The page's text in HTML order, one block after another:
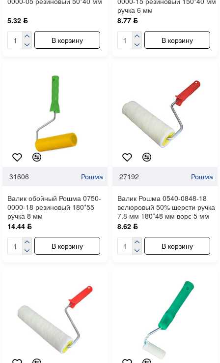
5.32 ƃ
В корзину
ручка 6 мм
8.77 ƃ
В корзину
31606 Рошма
Валик обойный Рошма 0750-
0000-18 резиновый 180*55
ручка 8 мм
14.44 ƃ
В корзину
27192 Рошма
Валик Рошма 0540-0848-18
велюровый 50% шерсти ручка
7.8 мм 180*48 мм ворс 5 мм
8.62 ƃ
В корзину